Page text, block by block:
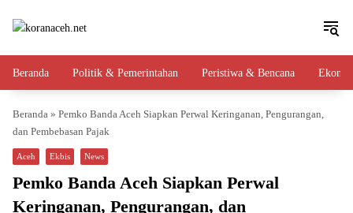
Beranda Politik & Pemerintahan Peristiwa & Bencana
Beranda » Pemko Banda Aceh Siapkan Perwal Keringanan, Pengurangan,
dan Pembebasan Pajak
Aceh Ekbis News
Pemko Banda Aceh Siapkan Perwal
Keringanan, Pengurangan, dan